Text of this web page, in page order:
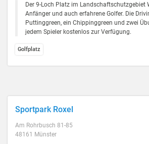
Der 9-Loch Platz im Landschaftschutzgebiet
Anfänger und auch erfahrene Golfer. Die
Puttinggreen, ein Chippinggreen und zwei
jedem Spieler kostenlos zur Verfügung.
Golfplatz
Sportpark Roxel
Am Rohrbusch 81-85
48161 Münster